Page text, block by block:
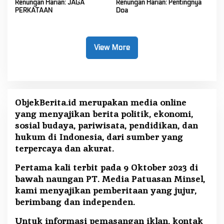
Renungan Harian: JAGA
PERKATAAN
Renungan Harian: Pentingnya
Doa
View More
ObjekBerita.id merupakan media online
yang menyajikan berita politik, ekonomi,
sosial budaya, pariwisata, pendidikan, dan
hukum di Indonesia, dari sumber yang
terpercaya dan akurat.
Pertama kali terbit pada 9 Oktober 2023 di
bawah naungan PT. Media Patuasan Minsel,
kami menyajikan pemberitaan yang jujur,
berimbang dan independen.
Untuk informasi pemasangan iklan, kontak